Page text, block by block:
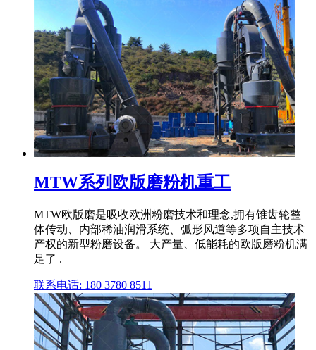
MTW系列欧版磨粉机重工
MTW欧版磨是吸收欧洲粉磨技术和理念,拥有锥齿轮整
体传动、内部稀油润滑系统、弧形风道等多项自主技术
产权的新型粉磨设备。 大产量、低能耗的欧版磨粉机满
足了 .
联系电话: 180 3780 8511